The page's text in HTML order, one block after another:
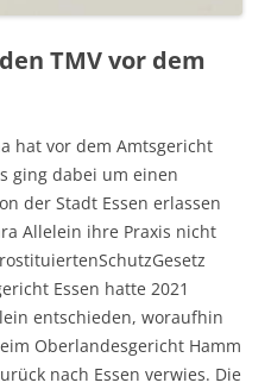
TMV vor dem
hat vor dem Amtsgericht
ging dabei um einen
der Stadt Essen erlassen
Allelein ihre Praxis nicht
Essen hatte 2021
entschieden, woraufhin
Oberlandesgericht Hamm
nach Essen verwies. Die